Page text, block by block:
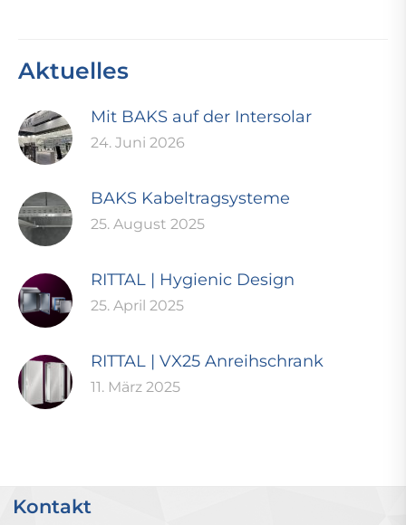
Aktuelles
Mit BAKS auf der Intersolar
24. Juni 2026
BAKS Kabeltragsysteme
25. August 2025
RITTAL | Hygienic Design
25. April 2025
RITTAL | VX25 Anreihschrank
11. März 2025
Kontakt